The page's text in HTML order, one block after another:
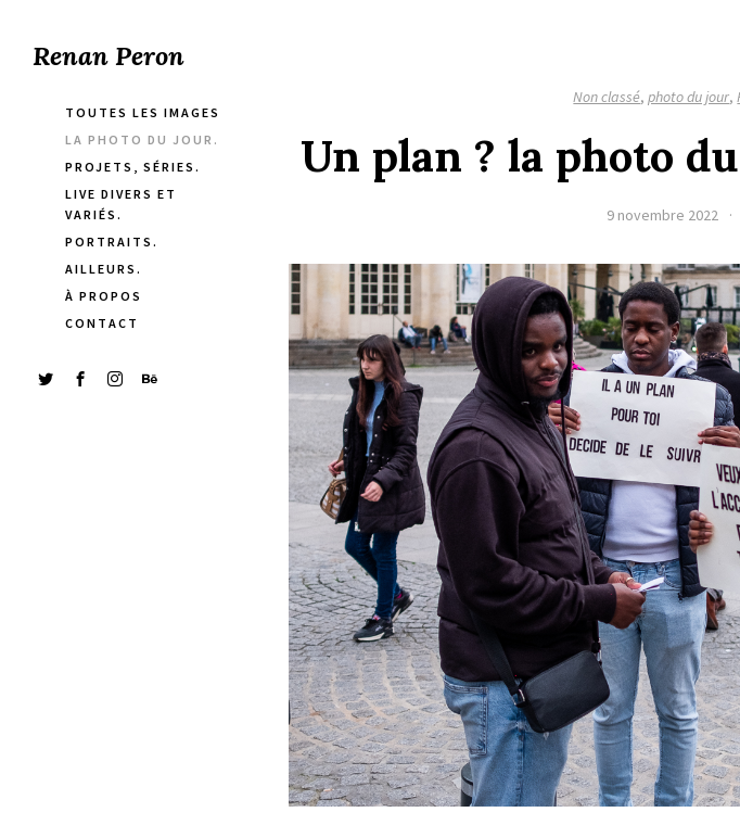
Renan Peron
TOUTES LES IMAGES
LA PHOTO DU JOUR.
PROJETS, SÉRIES.
LIVE DIVERS ET
VARIÉS.
PORTRAITS.
AILLEURS.
À PROPOS
CONTACT
Non classé,photo du jour,
Un plan ? la photo
9 novembre 2022 ·